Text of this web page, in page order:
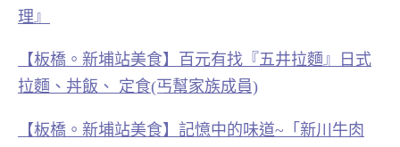
理』
【板橋。新埔站美食】百元有找『五井拉麵』日式
拉麵、丼飯、 定食(丐幫家族成員)
【板橋。新埔站美食】記憶中的味道~「新川牛肉